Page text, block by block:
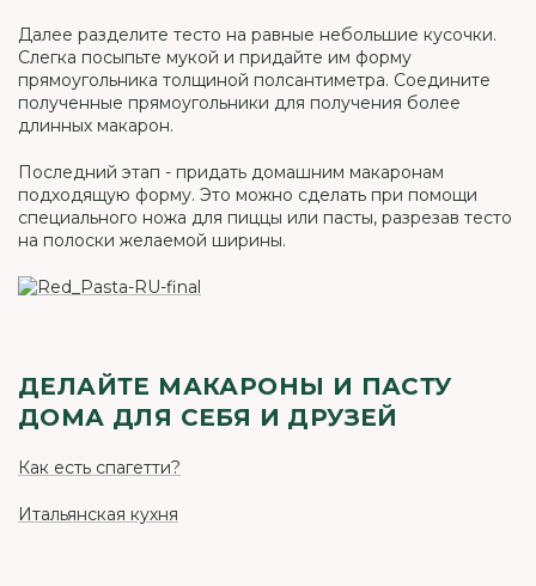
Далее разделите тесто на равные небольшие кусочки.
Слегка посыпьте мукой и придайте им форму
прямоугольника толщиной полсантиметра. Соедините
полученные прямоугольники для получения более
длинных макарон.
Последний этап - придать домашним макаронам
подходящую форму. Это можно сделать при помощи
специального ножа для пиццы или пасты, разрезав тесто
на полоски желаемой ширины.
ДЕЛАЙТЕ МАКАРОНЫ И ПАСТУ
ДОМА ДЛЯ СЕБЯ И ДРУЗЕЙ
Как есть спагетти?
Итальянская кухня